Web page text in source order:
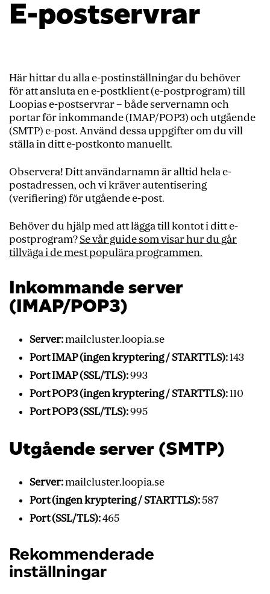
E-postservrar
Här hittar du alla e-postinställningar du behöver
för att ansluta en e-postklient (e-postprogram) till
Loopias e-postservrar – både servernamn och
portar för inkommande (IMAP/POP3) och utgående
(SMTP) e-post. Använd dessa uppgifter om du vill
ställa in ditt e-postkonto manuellt.
Observera! Ditt användarnamn är alltid hela e-
postadressen, och vi kräver autentisering
(verifiering) för utgående e-post.
Behöver du hjälp med att lägga till kontot i ditt e-
postprogram?Se vår guide som visar hur du går
tillväga i de mest populära programmen.
Inkommande server
(IMAP/POP3)
Server:mailcluster.loopia.se
Port IMAP (ingen kryptering / STARTTLS):143
Port IMAP (SSL/TLS):993
Port POP3 (ingen kryptering / STARTTLS):110
Port POP3 (SSL/TLS):995
Utgående server (SMTP)
Server:mailcluster.loopia.se
Port (ingen kryptering / STARTTLS):587
Port (SSL/TLS):465
Rekommenderade
inställningar